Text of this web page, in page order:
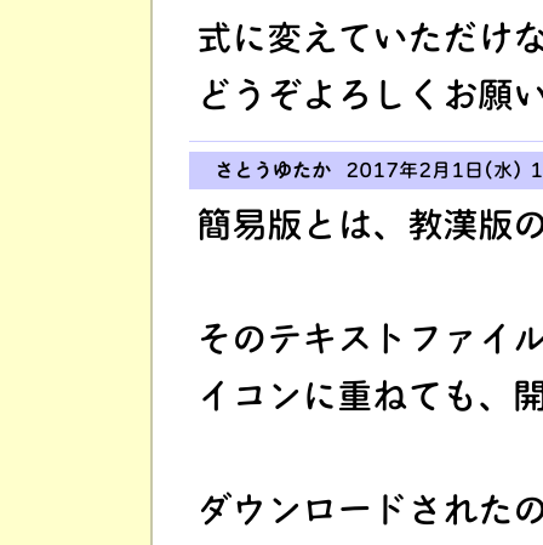
式に変えていただけ
どうぞよろしくお願
さとうゆたか 2017年2月1日(水)
簡易版とは、教漢版
そのテキストファイ
イコンに重ねても、
ダウンロードされた